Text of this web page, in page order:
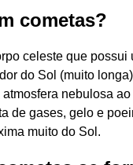
cometas?
celeste que possui
do Sol (muito
nebulosa
de gases, gelo e
muito do Sol.